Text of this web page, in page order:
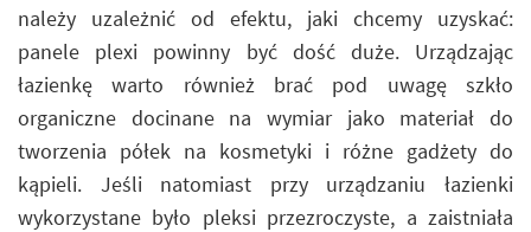
należy uzależnić od efektu, jaki chcemy uzyskać:
panele plexi powinny być dość duże. Urządzając
łazienkę warto również brać pod uwagę szkło
organiczne docinane na wymiar jako materiał do
tworzenia półek na kosmetyki i różne gadżety do
kąpieli. Jeśli natomiast przy urządzaniu łazienki
wykorzystane było pleksi przezroczyste, a zaistniała